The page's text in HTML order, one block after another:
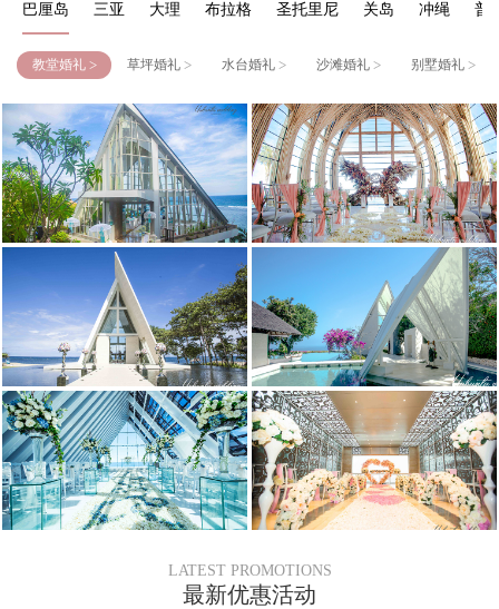
巴厘岛 三亚 大理 布拉格 圣托里尼 关岛 冲绳 普
教堂婚礼 > 草坪婚礼 > 水台婚礼 > 沙滩婚礼 > 别墅婚礼 >
LATEST PROMOTIONS
最新优惠活动